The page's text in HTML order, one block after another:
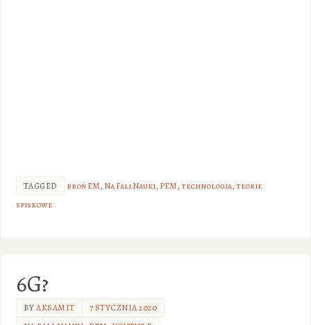
TAGGED broń EM, Na Fali Nauki, PEM, technologia, teorie
spiskowe
6G?
BYAKSAMIT
7 STYCZNIA 2020